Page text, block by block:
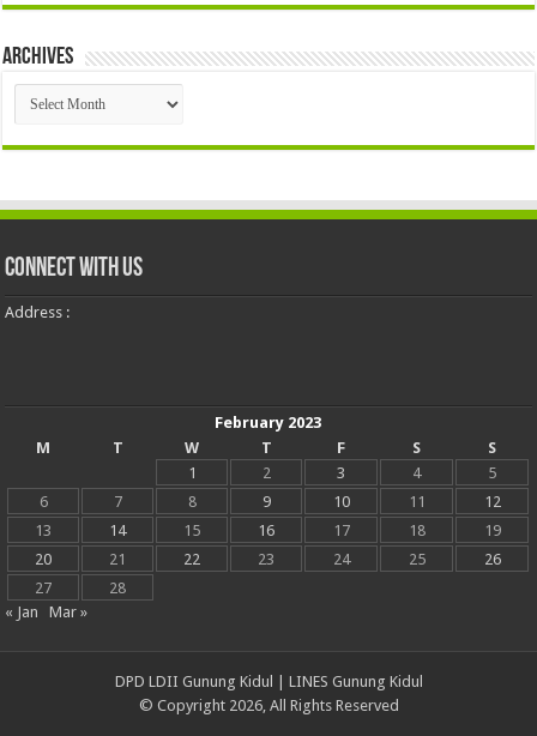
Archives
Archives
Connect With Us
Address :
February 2023
M
T W T F S
S
1
2 3 4
5
6
7 8 9 10 11
12
13
14 15 16 17 18
19
20
21 22 23 24 25
26
27
28
« Jan
Mar »
DPD LDII Gunung Kidul
LINES Gunung Kidul
© Copyright 2026, All Rights Reserved